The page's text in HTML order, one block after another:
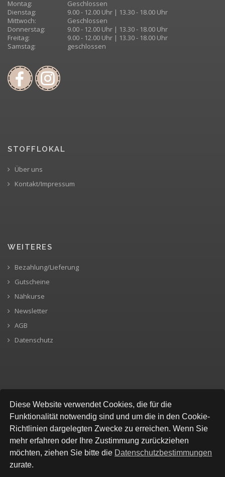
Diese Website verwendet Cookies, die für die
Funktionalität notwendig sind und um die in den Cookie-
Richtlinien dargelegten Zwecke zu erreichen. Wenn Sie
mehr erfahren oder Ihre Zustimmung zurückziehen
möchten, ziehen Sie bitte die Datenschutzbestimmungen
zurate.
Montag:
Geschlossen
Dienstag:
9.00 - 12.00 Uhr | 13.30 - 18.00 Uhr
Mittwoch:
Geschlossen
Donnerstag:
9.00 - 12.00 Uhr | 13.30 - 18.00 Uhr
Freitag:
9.00 - 12.00 Uhr | 13.30 - 18.00 Uhr
Samstag:
geschlossen
STOFFLOKAL
Über uns
Kontakt/Impressum
WEITERES
Bezahlung/Lieferung
Gutscheine
Nähkurse
Newsletter
AGB
Datenschutz
SICHERE BEZAHLUNG